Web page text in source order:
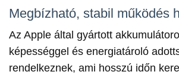
Megbízható, stabil működés
Az Apple által gyártott
képességgel és energiatároló
rendelkeznek, ami hosszú időn